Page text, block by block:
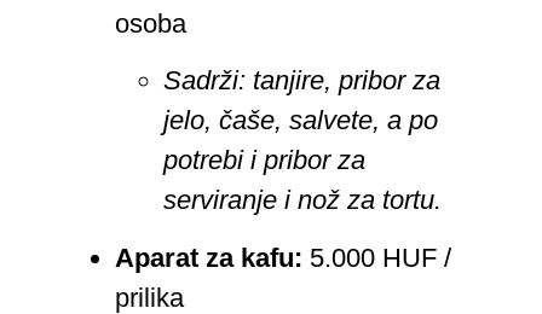
osoba
Sadrži: tanjire, pribor za
jelo, čaše, salvete, a po
potrebi i pribor za
serviranje i nož za tortu.
Aparat za kafu: 5.000 HUF /
prilika